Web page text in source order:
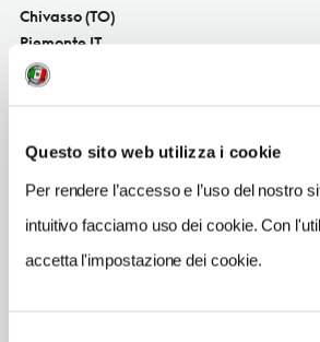
Questo sito web utilizza i cookie
Per rendere l’accesso e l’uso del nostro
intuitivo facciamo uso dei cookie. Con
accetta l'impostazione dei cookie.
Chivasso (TO)
Piemonte IT
SITO WEB
INDIRIZZO EMAIL
ag_356.01@agentivittoria.it
TELEFONO
0731213998